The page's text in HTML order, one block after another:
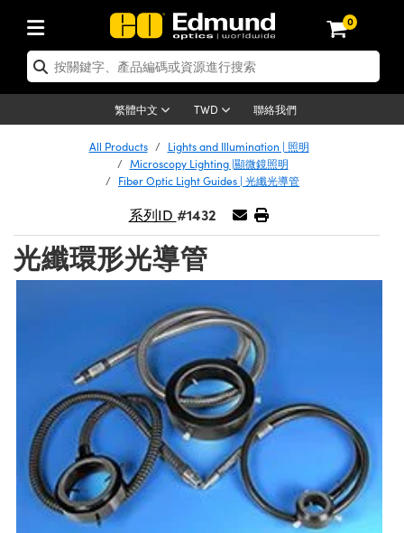
0
繁體中文 TWD 聯絡我們
| 光學產品
Diffusers | 窗鏡或擴散片
Optics | 偏振光學元件
| 繞射光柵
| 光學組装
Components | SCHOTT 光
| 紅外線光學產品
Optics | 雷射光學
| 超快光學
Assemblies | 雷射光學元件組
Shaping | 雷射光束整形
| 雷射分光鏡
| 雷射顯微鏡
Isolators | 晶體和隔離器
| 光機組件
System | 光學籠式系統
Mounts | 台式光學安裝座
and Breadboards | 光學平臺
and Slides | 平臺和滑塊
| 光圈類
| 顯微鏡
| Mitutoyo 物鏡
| Olympus 物鏡
| ZEISS 物鏡
Objectives | 有限共軛物鏡
| 反射物鏡
Objectives
Cameras
| 雷射
and Electronics | 雷射
| 雷射防護
| 雷射配件
| 實驗室和生產線
Lenses | 成像鏡頭
Lenses | 定焦鏡頭
| 遠心鏡頭
(S-Mount Lenses) | M12 鏡頭 (S
Magnification Lenses
Objectives | 顯微鏡物鏡
Lenses for Harsh Environments
and Advanced
| 影視製作和高級攝影
Accessories | 成像鏡頭配件
| 相機
Cameras | Gigabit乙太網相
Cameras | Teledyne Dalsa
Microscopy Cameras
Cameras | Allied Vision 相機
| Basler 相機
Cameras | IDS 相機
Labs Cameras™ | Lucid Vision
| Pixelink 相機
and Illumination | 照明
Lighting | 機器視覺光源
Lighting |顯微鏡照明
Lighting | 寬譜光源
Sources | 其他光源
Targets | 測試板
Targets | 解析度測試板
Targets | 畸變測試版
& Stage Micrometers | 圖像
Level Test Targets | 色卡測試板
| USAF 測試版
and Detection | 測試與監測
| 光學度量
Solutions | 機器視覺方案
測器
| 光譜儀
and Roughness Standards | 表
糙度標準
Tools | 量測工具
Components | 主動光學元件
and Production | 實驗室和生產
| 清潔用品
Handling Tools | 零件夾持用品
| 光學膠
Products | Acktar 黑色吸
Accessories | UV固化設備
室套件
| 雷射防護
應用選購
Imaging
Microscopy
Processing
By Brand
Products | 新品專區
Lenses
and Detection
Production
| 清倉品
| 清倉光學產品
| 清倉光機組件
| 清倉顯微鏡
| 清倉照明
Targets
and Detection
and Production | 清倉實驗室
Products | 重新認證產
| 重新認證光學產品
| 重新認證光機
| 重新認證雷射
| 重新認證顯微鏡
Lenses | 重新認證成像鏡
| 重新認證相機
| 重新認證照明
Targets
and Detection
and Production | 重新認證實
All Products
Lights and Illumination | 照明
Microscopy Lighting |顯微鏡照明
Fiber Optic Light Guides | 光纖光導管
系列ID #1432
光纖環形光導管